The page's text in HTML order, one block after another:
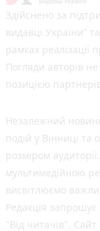
Здійснено за
видавці України”
рамках реалізації
Погляди авторів
позицією
Незалежний
подій у Вінниці та
розміром
мультимедійною
висвітлюємо
Редакція
"Від читачів".